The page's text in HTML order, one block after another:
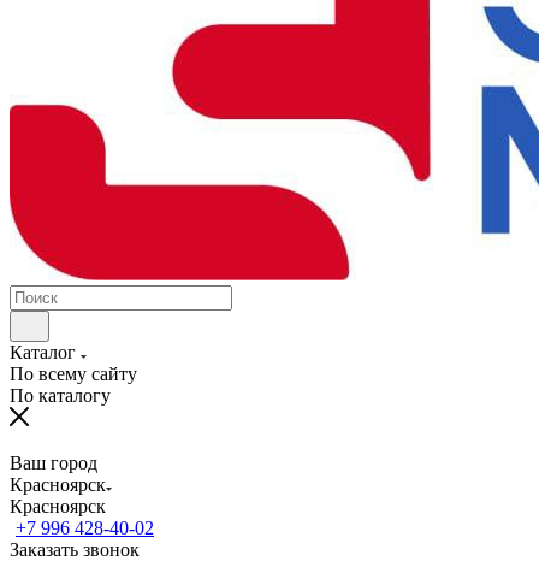
Каталог
По всему сайту
По каталогу
Ваш город
Красноярск
Красноярск
+7 996 428-40-02
Заказать звонок